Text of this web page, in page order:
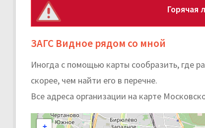
Горячая
ЗАГС Видное рядом со мной
Иногда с помощью карты сообразить, где
скорее, чем найти его в перечне.
Все адреса организации на карте